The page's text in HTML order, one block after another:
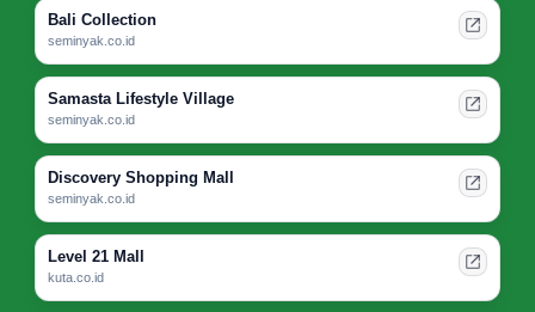
Bali Collection
seminyak.co.id
Samasta Lifestyle Village
seminyak.co.id
Discovery Shopping Mall
seminyak.co.id
Level 21 Mall
kuta.co.id